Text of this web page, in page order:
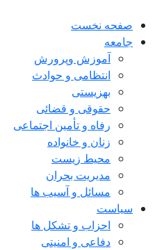
صفحه نخست
جامعه
آموزش وپرورش
انتظامی و حوادث
بهزیستی
حقوقی و قضائی
رفاه و تأمین اجتماعی
زنان و خانواده
محیط زیست
مدیریت بحران
مسائل و آسیب ها
سیاست
احزاب و تشکل ها
دفاعی و امنیتی